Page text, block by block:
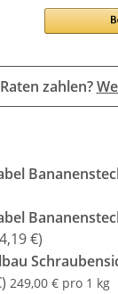
zahlen?
€)
249,00 € pro 1 kg